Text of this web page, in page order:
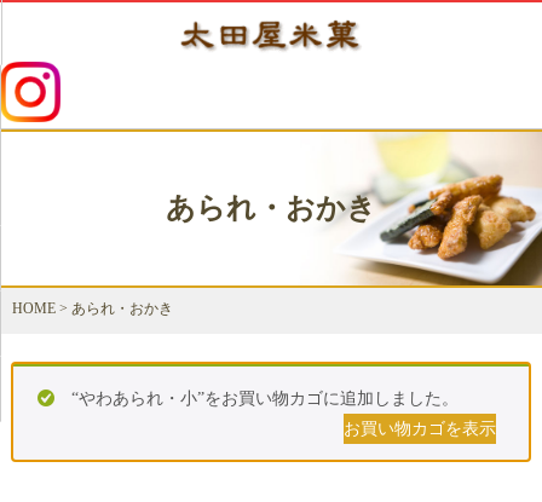
あられ・おかき
HOME > あられ・おかき
“やわあられ・小”をお買い物カゴに追加しました。
お買い物カゴを表示